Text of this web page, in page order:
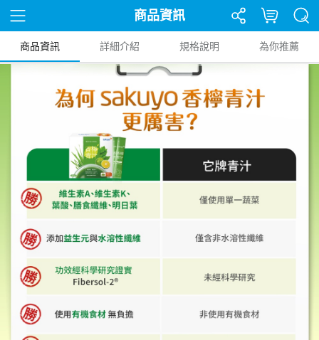
商品資訊
商品資訊 詳細介紹 規格說明 為你推薦